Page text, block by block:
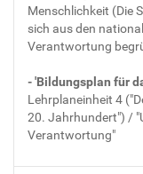
Menschlichkeit (Die
sich aus den
Verantwortung
- 'Bildungsplan für
Lehrplaneinheit 4
20. Jahrhundert") /
Verantwortung"